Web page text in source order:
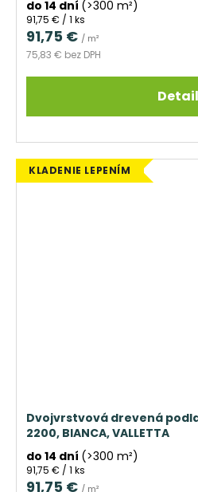
do 14 dní (>300 m²)
75,83 € bez DPH
91,75 € / m²
Jednotková
cena:
91,75 € / 1 ks
Detail
KLADENIE LEPENÍM
Dvojvrstvová drevená
2200, BIANCA, VALLETTA
do 14 dní (>300 m²)
91,75 € / m²
Jednotková
cena:
91,75 € / 1 ks